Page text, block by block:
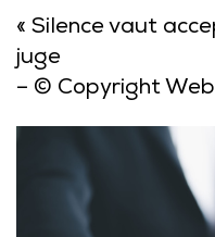
« Silence vaut
juge
– © Copyright